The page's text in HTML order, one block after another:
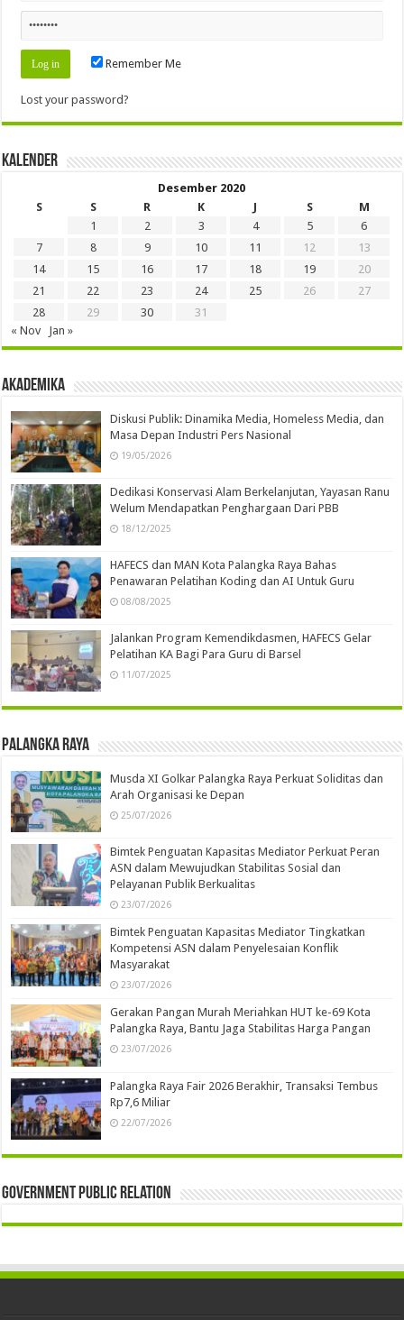
Remember Me
Lost your password?
Kalender
Desember 2020
S
S R K J S
M
1
2 3 4 5
6
7
8 9 10 11 12
13
14
15 16 17 18 19
20
21
22 23 24 25 26
27
28
29 30
31
« Nov
Jan »
Akademika
Diskusi Publik: Dinamika Media, Homeless Media, dan
Masa Depan Industri Pers Nasional
19/05/2026
Dedikasi Konservasi Alam Berkelanjutan, Yayasan Ranu
Welum Mendapatkan Penghargaan Dari PBB
18/12/2025
HAFECS dan MAN Kota Palangka Raya Bahas
Penawaran Pelatihan Koding dan AI Untuk Guru
08/08/2025
Jalankan Program Kemendikdasmen, HAFECS Gelar
Pelatihan KA Bagi Para Guru di Barsel
11/07/2025
Palangka Raya
Musda XI Golkar Palangka Raya Perkuat Soliditas dan
Arah Organisasi ke Depan
25/07/2026
Bimtek Penguatan Kapasitas Mediator Perkuat Peran
ASN dalam Mewujudkan Stabilitas Sosial dan
Pelayanan Publik Berkualitas
23/07/2026
Bimtek Penguatan Kapasitas Mediator Tingkatkan
Kompetensi ASN dalam Penyelesaian Konflik
Masyarakat
23/07/2026
Gerakan Pangan Murah Meriahkan HUT ke-69 Kota
Palangka Raya, Bantu Jaga Stabilitas Harga Pangan
23/07/2026
Palangka Raya Fair 2026 Berakhir, Transaksi Tembus
Rp7,6 Miliar
22/07/2026
Government Public Relation